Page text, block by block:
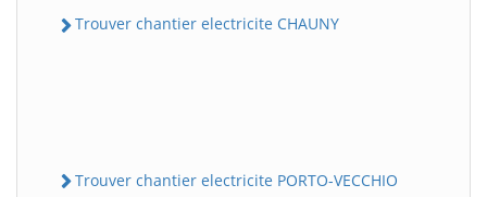
Trouver chantier electricite CHAUNY
Trouver chantier electricite PORTO-VECCHIO